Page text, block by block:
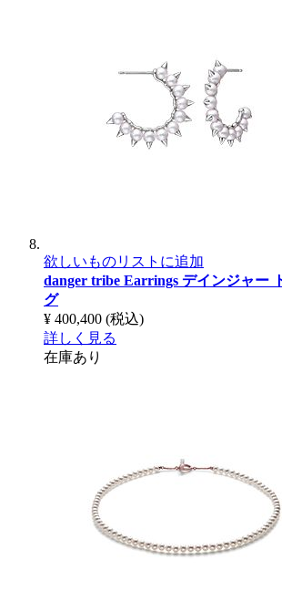
欲しいものリストに追加
danger tribe Earrings デインジャー
グ
¥ 400,400 (税込)
詳しく見る
在庫あり